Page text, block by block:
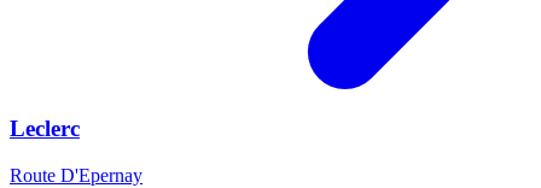
Leclerc
Route D'Epernay